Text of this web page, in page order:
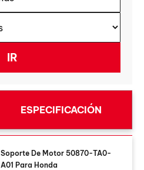
ESPECIFICACIÓN
Soporte De Motor 50870-TA0-
A01 Para Honda